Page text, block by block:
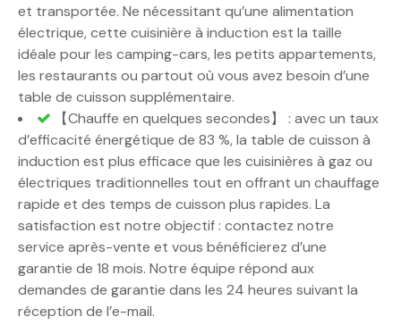
et transportée. Ne nécessitant qu’une alimentation
électrique, cette cuisinière à induction est la taille
idéale pour les camping-cars, les petits appartements,
les restaurants ou partout où vous avez besoin d’une
table de cuisson supplémentaire.
【Chauffe en quelques secondes】 : avec un taux
d’efficacité énergétique de 83 %, la table de cuisson à
induction est plus efficace que les cuisinières à gaz ou
électriques traditionnelles tout en offrant un chauffage
rapide et des temps de cuisson plus rapides. La
satisfaction est notre objectif : contactez notre
service après-vente et vous bénéficierez d’une
garantie de 18 mois. Notre équipe répond aux
demandes de garantie dans les 24 heures suivant la
réception de l’e-mail.